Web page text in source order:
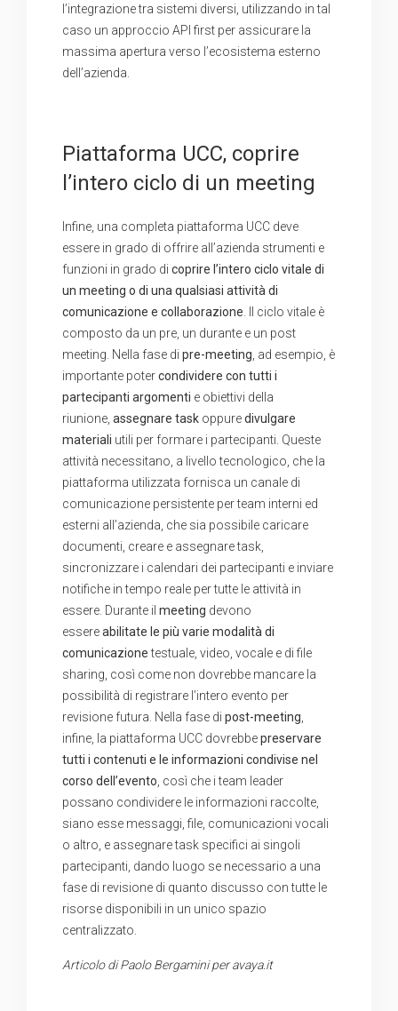
l’integrazione tra sistemi diversi, utilizzando in tal
caso un approccio API first per assicurare la
massima apertura verso l’ecosistema esterno
dell’azienda.
Piattaforma UCC, coprire
l’intero ciclo di un meeting
Infine, una completa piattaforma UCC deve
essere in grado di offrire all’azienda strumenti e
funzioni in grado di coprire l’intero ciclo vitale di
un meeting o di una qualsiasi attività di
comunicazione e collaborazione . Il ciclo vitale è
composto da un pre, un durante e un post
meeting. Nella fase di pre-meeting , ad esempio, è
importante potercondividere con tutti i
partecipanti argomenti e obiettivi della
riunione, assegnare task oppuredivulgare
materiali utili per formare i partecipanti. Queste
attività necessitano, a livello tecnologico, che la
piattaforma utilizzata fornisca un canale di
comunicazione persistente per team interni ed
esterni all’azienda, che sia possibile caricare
documenti, creare e assegnare task,
sincronizzare i calendari dei partecipanti e inviare
notifiche in tempo reale per tutte le attività in
essere. Durante il meeting devono
essereabilitate le più varie modalità di
comunicazionetestuale, video, vocale e di file
sharing, così come non dovrebbe mancare la
possibilità di registrare l’intero evento per
revisione futura. Nella fase di post-meeting
infine, la piattaforma UCC dovrebbepreservare
tutti i contenuti e le informazioni condivise nel
corso dell’evento , così che i team leader
possano condividere le informazioni raccolte,
siano esse messaggi, file, comunicazioni vocali
o altro, e assegnare task specifici ai singoli
partecipanti, dando luogo se necessario a una
fase di revisione di quanto discusso con tutte le
risorse disponibili in un unico spazio
centralizzato.
Articolo di Paolo Bergamini per avaya.it